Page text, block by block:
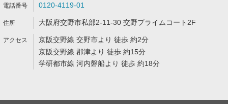
0120-4119-01
大阪府交野市私部2-11-30 交野プライムコート2F
京阪交野線 交野市より 徒歩 約2分
京阪交野線 郡津より 徒歩 約15分
学研都市線 河内磐船より 徒歩 約18分